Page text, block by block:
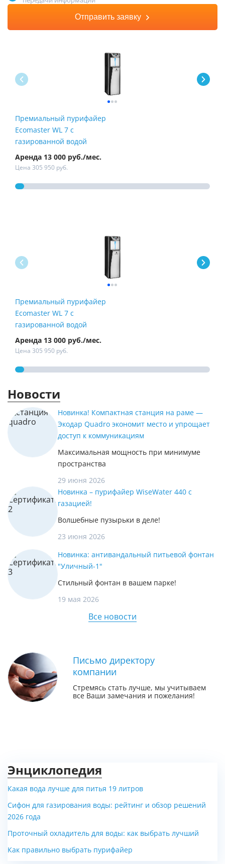
Отправить заявку
Премиальный пурифайер
Ecomaster WL 7 с
газированной водой
Аренда 13 000 руб./мес.
Цена 305 950 руб.
Премиальный пурифайер
Ecomaster WL 7 с
газированной водой
Аренда 13 000 руб./мес.
Цена 305 950 руб.
Новости
Новинка! Компактная станция на раме —
Экодар Quadro экономит место и упрощает
доступ к коммуникациям
Максимальная мощность при минимуме
пространства
29 июня 2026
Новинка – пурифайер WiseWater 440 с
газацией!
Волшебные пузырьки в деле!
23 июня 2026
Новинка: антивандальный питьевой фонтан
"Уличный-1"
Стильный фонтан в вашем парке!
19 мая 2026
Все новости
Письмо директору
компании
Стремясь стать лучше, мы учитываем
все Ваши замечания и пожелания!
Энциклопедия
Какая вода лучше для питья 19 литров
Сифон для газирования воды: рейтинг и обзор решений
2026 года
Проточный охладитель для воды: как выбрать лучший
Как правильно выбрать пурифайер